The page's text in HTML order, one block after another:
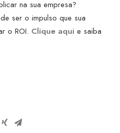
na sua empresa?
ser o impulso que sua
o ROI. Clique aqui e saiba